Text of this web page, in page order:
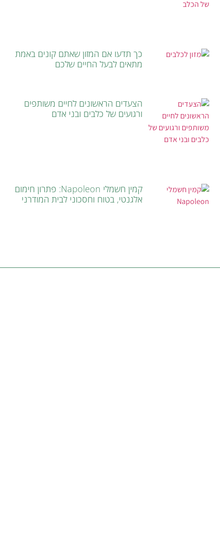
כך תדעו אם המזון שאתם קונים באמת
מתאים לבעל החיים שלכם
הצעדים הראשונים לחיים משותפים
ורגועים של כלבים ובני אדם
קמין חשמלי Napoleon: פתרון חימום
אלגנטי, בטוח וחסכוני לבית המודרני